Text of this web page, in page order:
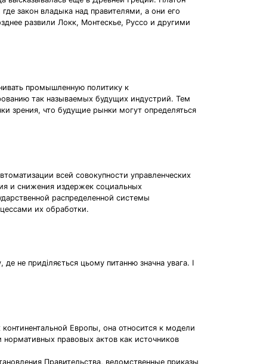
закон владыка над правителями, а они его
развили Локк, Монтескье, Руссо и другими
промышленную политику к
так называемых будущих индустрий. Тем
зрения, что будущие рынки могут определяться
всей совокупности управленческих
и снижения издержек социальных
распределенной системы
их обработки.
не приділяється цьому питанню значна увага. І
Европы, она относится к модели
правовых актов как источников
Правительства, ведомственные приказы